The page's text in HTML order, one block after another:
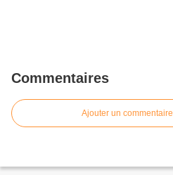
Commentaires
Ajouter un commentaire